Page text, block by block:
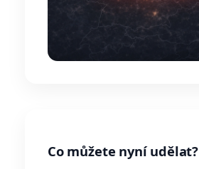
Co můžete nyní udělat?